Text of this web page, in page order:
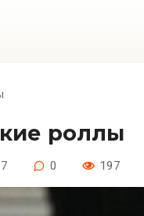
роллы
0 197